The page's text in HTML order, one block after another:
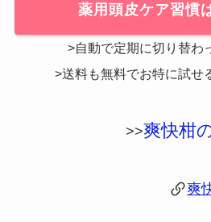
薬用頭皮ケア習慣
>自動で定期に切り替わ
>送料も無料でお特に試せ
>>爽快柑
爽